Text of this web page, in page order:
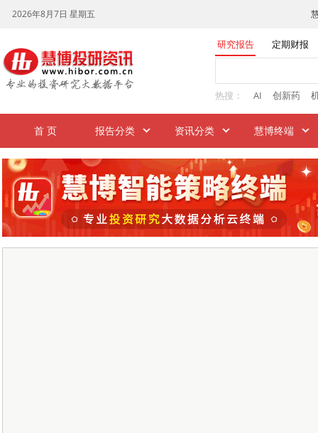
研究报告 定期财报
热搜： AI 创新药
首 页 报告分类 资讯分类 慧博终端